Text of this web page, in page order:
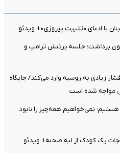
با ادعای «تثبیت پیروزی»+ ویدئو
برداشت؛ جلسه پرتنش ترامپ و
زیادی به روسیه وارد می‌کند/ جایگاه
مواجه شده است
هستیم؛ نمی‌خواهیم همه‌چیز را نابود
یک کودک از لبه صحنه+ ویدئو